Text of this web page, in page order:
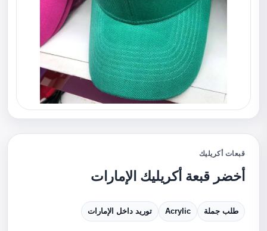
قبعات أكريليك
أخضر قبعة أكريليك الإمارات
طلب جملة Acrylic توريد داخل الإمارات